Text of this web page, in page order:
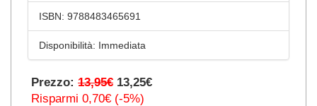
ISBN: 9788483465691
Disponibilità: Immediata
Prezzo: 13,95€ 13,25€
Risparmi 0,70€ (-5%)